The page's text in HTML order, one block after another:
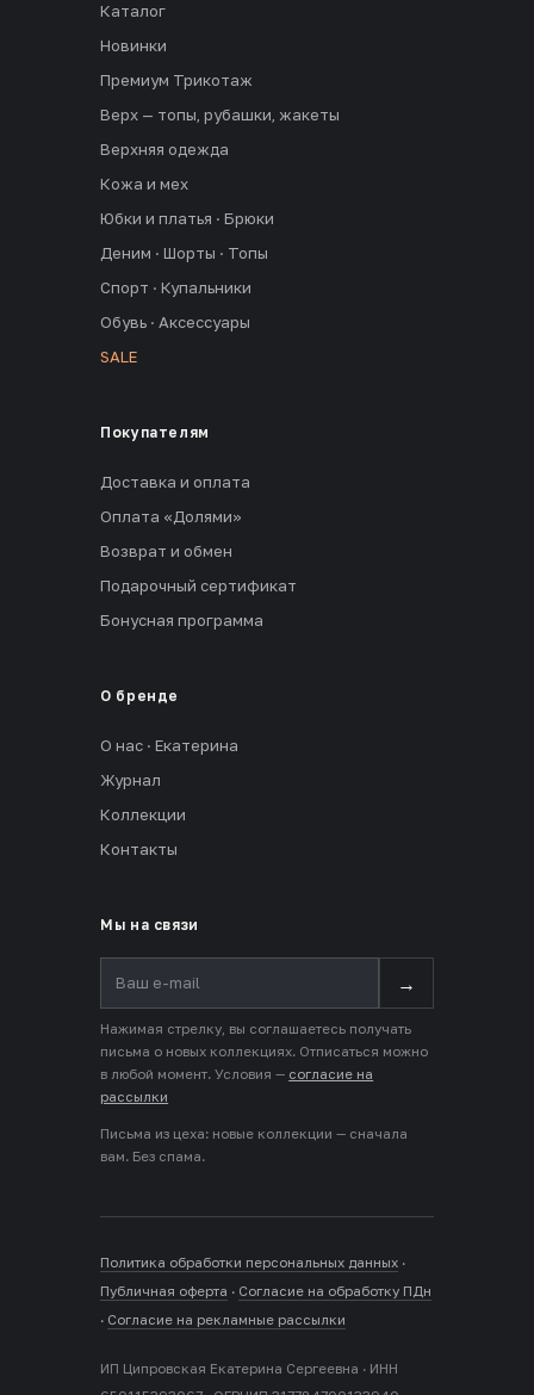
Каталог
Новинки
Премиум Трикотаж
Верх — топы, рубашки, жакеты
Верхняя одежда
Кожа и мех
Юбки и платья · Брюки
Деним · Шорты · Топы
Спорт · Купальники
Обувь · Аксессуары
SALE
Покупателям
Доставка и оплата
Оплата «Долями»
Возврат и обмен
Подарочный сертификат
Бонусная программа
О бренде
О нас · Екатерина
Журнал
Коллекции
Контакты
Мы на связи
→
Нажимая стрелку, вы соглашаетесь получать
письма о новых коллекциях. Отписаться можно
в любой момент. Условия — согласие на
рассылки
Письма из цеха: новые коллекции — сначала
вам. Без спама.
Политика обработки персональных данных ·
Публичная оферта · Согласие на обработку ПДн
· Согласие на рекламные рассылки
ИП Ципровская Екатерина Сергеевна · ИНН